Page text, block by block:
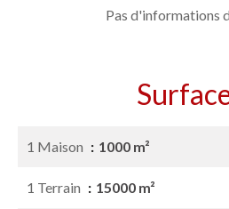
Pas d'informations
1 Maison 1000 m²
1 Terrain 15000 m²